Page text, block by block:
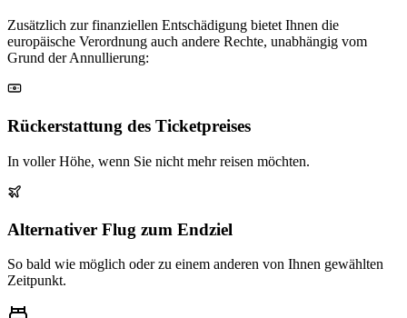
Zusätzlich zur finanziellen Entschädigung bietet Ihnen die
europäische Verordnung auch andere Rechte, unabhängig vom
Grund der Annullierung:
Rückerstattung des Ticketpreises
In voller Höhe, wenn Sie nicht mehr reisen möchten.
Alternativer Flug zum Endziel
So bald wie möglich oder zu einem anderen von Ihnen gewählten
Zeitpunkt.